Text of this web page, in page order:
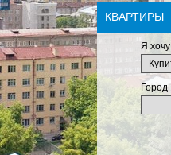
КВАРТИРЫ
Я хочу
Город